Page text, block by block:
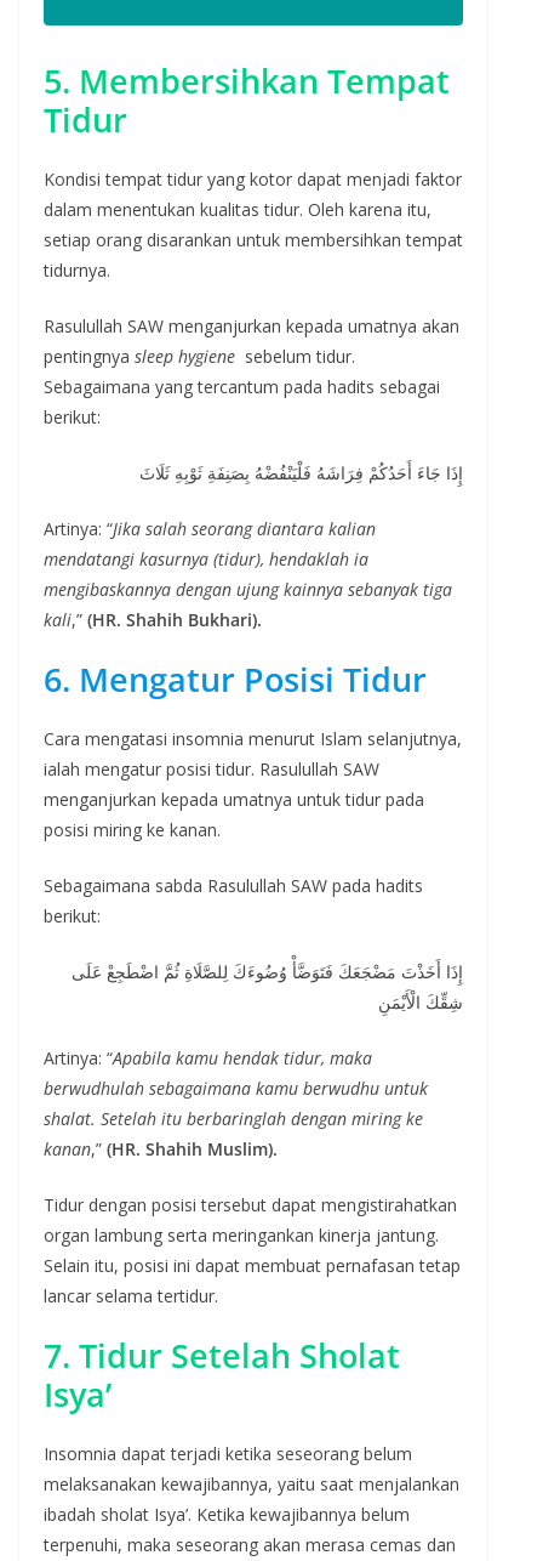
5. Membersihkan Tempat
Tidur
Kondisi tempat tidur yang kotor dapat menjadi faktor
dalam menentukan kualitas tidur. Oleh karena itu,
setiap orang disarankan untuk membersihkan tempat
tidurnya.
Rasulullah SAW menganjurkan kepada umatnya akan
pentingnya sleep hygiene sebelum tidur.
Sebagaimana yang tercantum pada hadits sebagai
berikut:
إِذَا جَاءَ أَحَدُكُمْ فِرَاشَهُ فَلْيَنْفُضْهُ بِصَنِفَةِ ثَوْبِهِ ثَلَاثَ
Artinya: “Jika salah seorang diantara kalian
mendatangi kasurnya (tidur), hendaklah ia
mengibaskannya dengan ujung kainnya sebanyak tiga
kali,” (HR. Shahih Bukhari).
6. Mengatur Posisi Tidur
Cara mengatasi insomnia menurut Islam selanjutnya,
ialah mengatur posisi tidur. Rasulullah SAW
menganjurkan kepada umatnya untuk tidur pada
posisi miring ke kanan.
Sebagaimana sabda Rasulullah SAW pada hadits
berikut:
إِذَا أَخَذْتَ مَضْجَعَكَ فَتَوَضَّأْ وُضُوءَكَ لِلصَّلَاةِ ثُمَّ اضْطَجِعْ عَلَى
شِقِّكَ الْأَيْمَنِ
Artinya: “Apabila kamu hendak tidur, maka
berwudhulah sebagaimana kamu berwudhu untuk
shalat. Setelah itu berbaringlah dengan miring ke
kanan,” (HR. Shahih Muslim).
Tidur dengan posisi tersebut dapat mengistirahatkan
organ lambung serta meringankan kinerja jantung.
Selain itu, posisi ini dapat membuat pernafasan tetap
lancar selama tertidur.
7. Tidur Setelah Sholat
Isya’
Insomnia dapat terjadi ketika seseorang belum
melaksanakan kewajibannya, yaitu saat menjalankan
ibadah sholat Isya’. Ketika kewajibannya belum
terpenuhi, maka seseorang akan merasa cemas dan